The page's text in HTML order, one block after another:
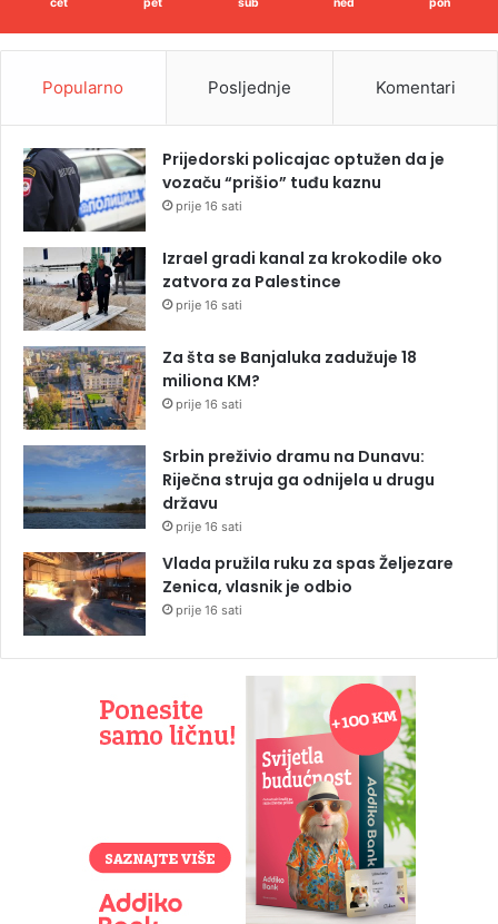
čet pet sub ned pon
Popularno Posljednje Komentari
Prijedorski policajac optužen da je
vozaču “prišio” tuđu kaznu
prije 16 sati
Izrael gradi kanal za krokodile oko
zatvora za Palestince
prije 16 sati
Za šta se Banjaluka zadužuje 18
miliona KM?
prije 16 sati
Srbin preživio dramu na Dunavu:
Riječna struja ga odnijela u drugu
državu
prije 16 sati
Vlada pružila ruku za spas Željezare
Zenica, vlasnik je odbio
prije 16 sati